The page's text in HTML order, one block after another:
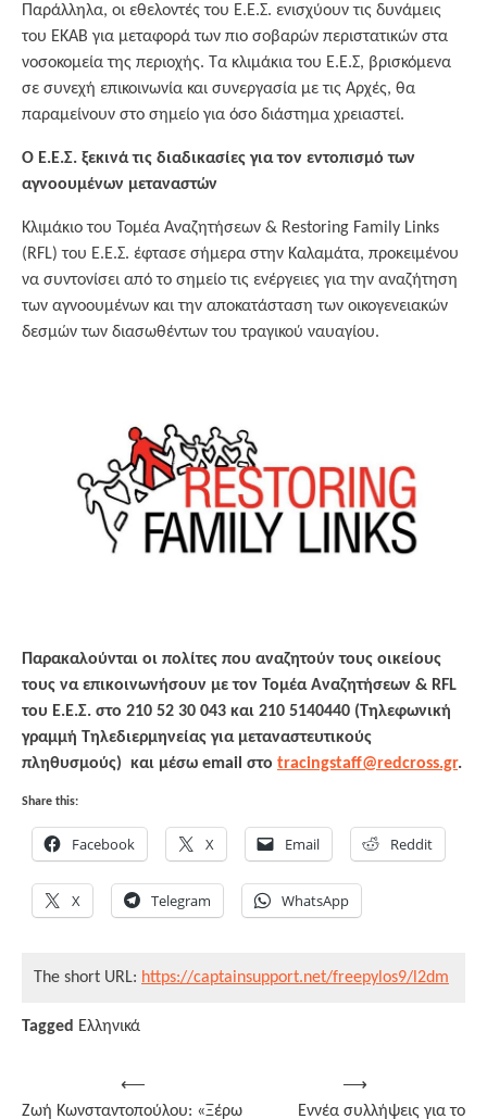
Παράλληλα, οι εθελοντές του Ε.Ε.Σ. ενισχύουν τις δυνάμεις
του ΕΚΑΒ για μεταφορά των πιο σοβαρών περιστατικών στα
νοσοκομεία της περιοχής. Τα κλιμάκια του Ε.Ε.Σ, βρισκόμενα
σε συνεχή επικοινωνία και συνεργασία με τις Αρχές, θα
παραμείνουν στο σημείο για όσο διάστημα χρειαστεί.
Ο Ε.Ε.Σ. ξεκινά τις διαδικασίες για τον εντοπισμό των
αγνοουμένων μεταναστών
Κλιμάκιο του Τομέα Αναζητήσεων & Restoring Family Links
(RFL) του Ε.Ε.Σ. έφτασε σήμερα στην Καλαμάτα, προκειμένου
να συντονίσει από το σημείο τις ενέργειες για την αναζήτηση
των αγνοουμένων και την αποκατάσταση των οικογενειακών
δεσμών των διασωθέντων του τραγικού ναυαγίου.
Παρακαλούνται οι πολίτες που αναζητούν τους οικείους
τους να επικοινωνήσουν με τον Τομέα Αναζητήσεων & RFL
του Ε.Ε.Σ. στο 210 52 30 043 και 210 5140440 (Τηλεφωνική
γραμμή Τηλεδιερμηνείας για μεταναστευτικούς
πληθυσμούς) και μέσω email στο tracingstaff@redcross.gr.
Share this:
Facebook X Email Reddit
X Telegram WhatsApp
The short URL: https://captainsupport.net/freepylos9/l2dm
Tagged Ελληνικά
⟵
Ζωή Κωνσταντοπούλου: «Ξέρω
Εννέα συλλήψεις για το
⟶